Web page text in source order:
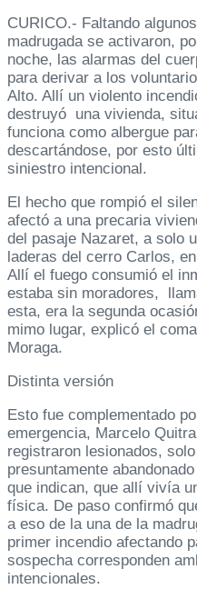
CURICO.- Faltando
madrugada se activaron,
noche, las alarmas del
para derivar a los
Alto. Allí un violento
destruyó una vivienda,
funciona como albergue
descartándose, por esto
siniestro intencional.
El hecho que rompió el
afectó a una precaria
del pasaje Nazaret, a solo
laderas del cerro Carlos,
Allí el fuego consumió el
estaba sin moradores,
esta, era la segunda
mimo lugar, explicó el
Moraga.
Distinta versión
Esto fue complementado
emergencia, Marcelo
registraron lesionados,
presuntamente
que indican, que allí vivía
física. De paso confirmó
a eso de la una de la
primer incendio afectando
sospecha corresponden
intencionales.